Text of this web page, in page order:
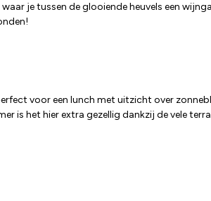
je tussen de glooiende heuvels een
voor een lunch met uitzicht over
is het hier extra gezellig dankzij de vele